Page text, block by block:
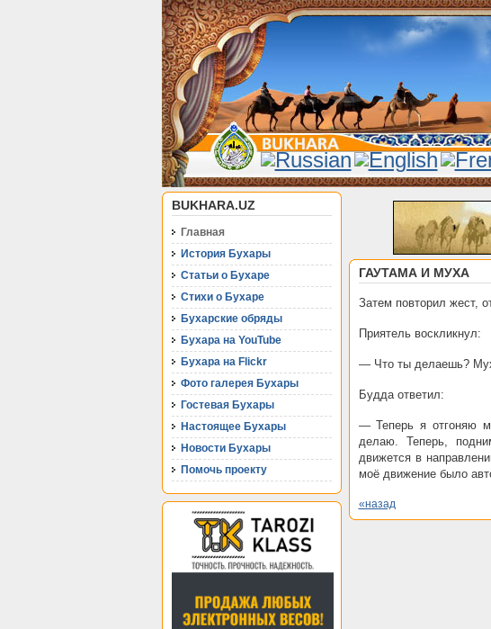
BUKHARA.UZ
Главная
История Бухары
Статьи о Бухаре
Стихи о Бухаре
Бухарские обряды
Бухара на YouTube
Бухара на Flickr
Фото галерея Бухары
Гостевая Бухары
Настоящее Бухары
Новости Бухары
Помочь проекту
ГАУТАМА И МУХА
Затем повторил жест,
Приятель воскликнул:
— Что ты делаешь?
Будда ответил:
— Теперь я отгоняю
делаю. Теперь,
движется в
моё движение было
«назад